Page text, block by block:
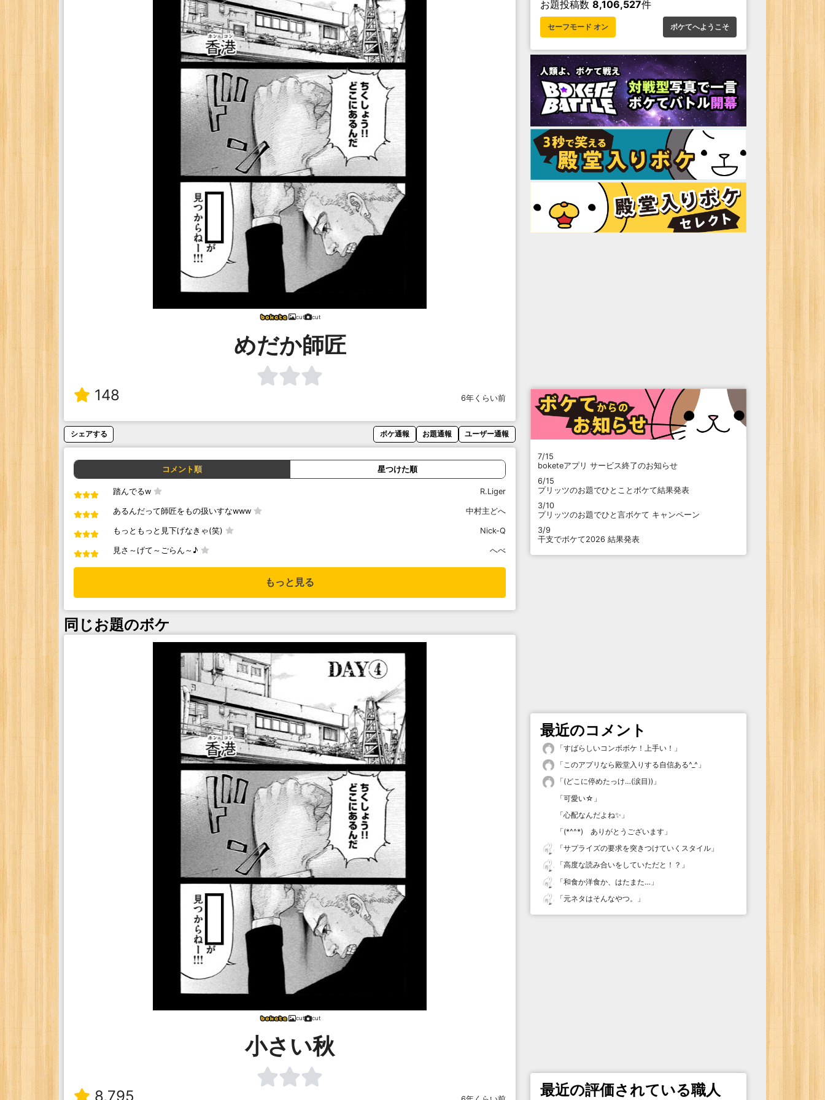
cut cut
めだか師匠
148 6年くらい前
シェアする ボケ通報 お題通報 ユーザー通報
コメント順 星つけた順
踏んでるw R.Liger
あるんだって師匠をもの扱いすなwww 中村主どへ
もっともっと見下げなきゃ(笑) Nick-Q
見さ～げて～ごらん～♪ へべ
もっと見る
同じお題のボケ
cut cut
小さい秋
8,795
お題投稿数 8,106,527件
セーフモード オン ボケてへようこそ
7/15
boketeアプリ サービス終了のお知らせ
6/15
プリッツのお題でひとことボケて結果発表
3/10
プリッツのお題でひと言ボケて キャンペーン
3/9
干支でボケて2026 結果発表
最近のコメント
「すばらしいコンボボケ！上手い！ 」
「このアプリなら殿堂入りする自信ある^_^ 」
「(どこに停めたっけ…(涙目)) 」
「可愛い☆ 」
「心配なんだよね✨ 」
「(*^^*) ありがとうございます 」
「サプライズの要求を突きつけていくスタイル 」
「高度な読み合いをしていただと！？ 」
「和食か洋食か、はたまた… 」
「元ネタはそんなやつ。 」
最近の評価されている職人